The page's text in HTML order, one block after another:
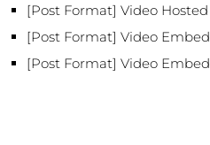
[Post Format] Video Hosted
[Post Format] Video Embed
[Post Format] Video Embed